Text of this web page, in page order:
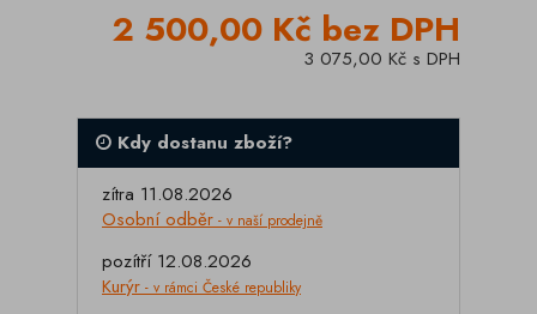
2 500,00 Kč bez DPH
3 075,00 Kč s DPH
Kdy dostanu zboží?
zítra 11.08.2026
Osobní odběr - v naší prodejně
pozítří 12.08.2026
Kurýr - v rámci České republiky